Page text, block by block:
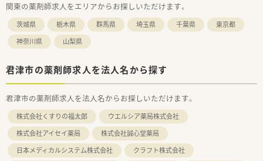
関東の薬剤師求人をエリアからお探しいただけます。
茨城県 栃木県 群馬県 埼玉県 千葉県
東京都
神奈川県
山梨県
君津市の薬剤師求人を法人名から探す
君津市の薬剤師求人を法人名からお探しいただけます。
株式会社くすりの福太郎
ウエルシア薬局株式会社
株式会社アイセイ薬局
株式会社誠心堂薬局
日本メディカルシステム株式会社
クラフト株式会社